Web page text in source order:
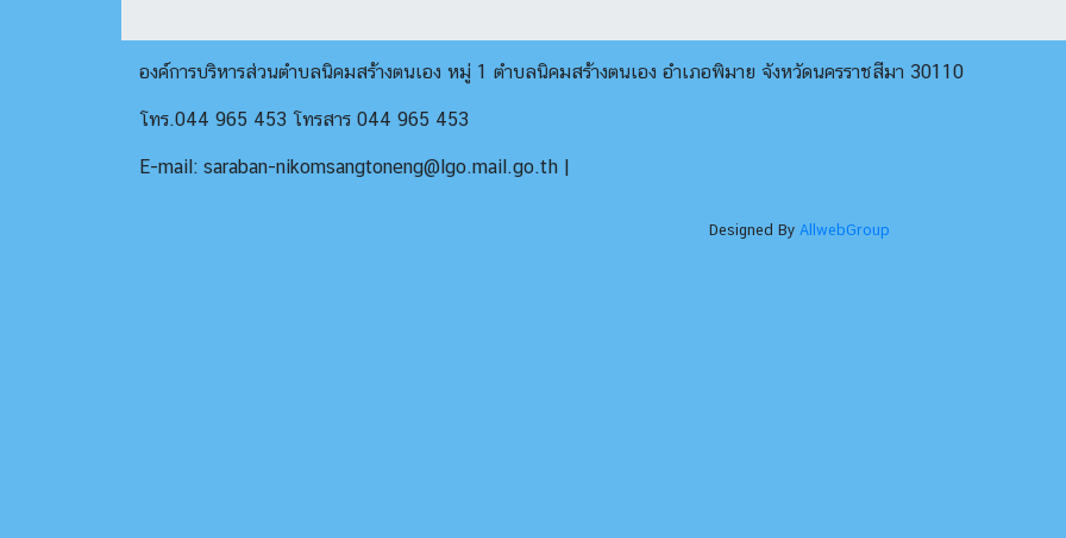
องค์การบริหารส่วนตำบลนิคมสร้างตนเอง หมู่ 1 ตำบลนิคมสร้างตนเอง อำเภอพิมาย จังหวัดนครราชสีมา 30110
โทร.044 965 453 โทรสาร 044 965 453
E-mail: saraban-nikomsangtoneng@lgo.mail.go.th |
Designed By AllwebGroup